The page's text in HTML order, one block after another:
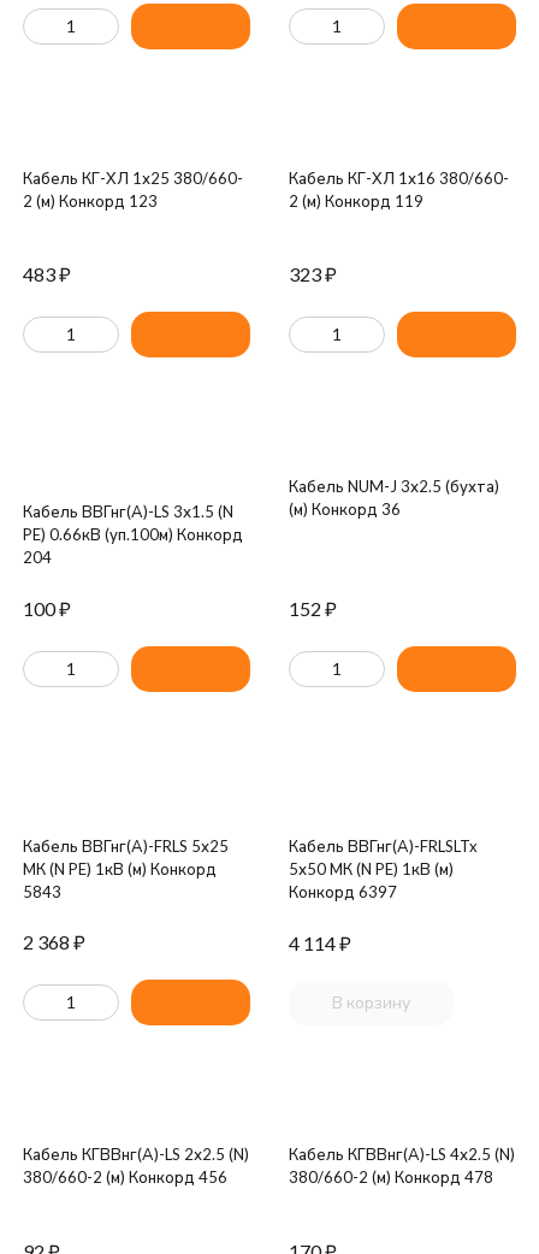
Кабель КГ-ХЛ 1х25 380/660-
2 (м) Конкорд 123
483₽
Кабель КГ-ХЛ 1х16 380/660-
2 (м) Конкорд 119
323₽
Кабель ВВГнг(А)-LS 3х1.5 (N
PE) 0.66кВ (уп.100м) Конкорд
204
100₽
Кабель NUM-J 3х2.5 (бухта)
(м) Конкорд 36
152 ₽
Кабель ВВГнг(А)-FRLS 5х25
МК (N PE) 1кВ (м) Конкорд
5843
2 368 ₽
Кабель ВВГнг(А)-FRLSLTx
5х50 МК (N PE) 1кВ (м)
Конкорд 6397
4 114₽
В корзину
Кабель КГВВнг(А)-LS 2х2.5 (N)
380/660-2 (м) Конкорд 456
Кабель КГВВнг(А)-LS 4х2.5 (N)
380/660-2 (м) Конкорд 478